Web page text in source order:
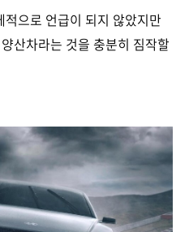
으로 언급이 되지 않았지만
산차라는 것을 충분히 짐작할